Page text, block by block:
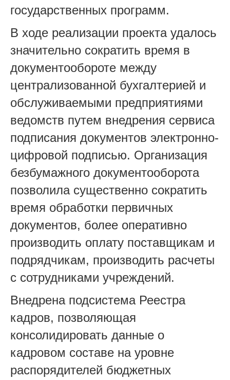
государственных программ.
В ходе реализации проекта удалось
значительно сократить время в
документообороте между
централизованной бухгалтерией и
обслуживаемыми предприятиями
ведомств путем внедрения сервиса
подписания документов электронно-
цифровой подписью. Организация
безбумажного документооборота
позволила существенно сократить
время обработки первичных
документов, более оперативно
производить оплату поставщикам и
подрядчикам, производить расчеты
с сотрудниками учреждений.
Внедрена подсистема Реестра
кадров, позволяющая
консолидировать данные о
кадровом составе на уровне
распорядителей бюджетных